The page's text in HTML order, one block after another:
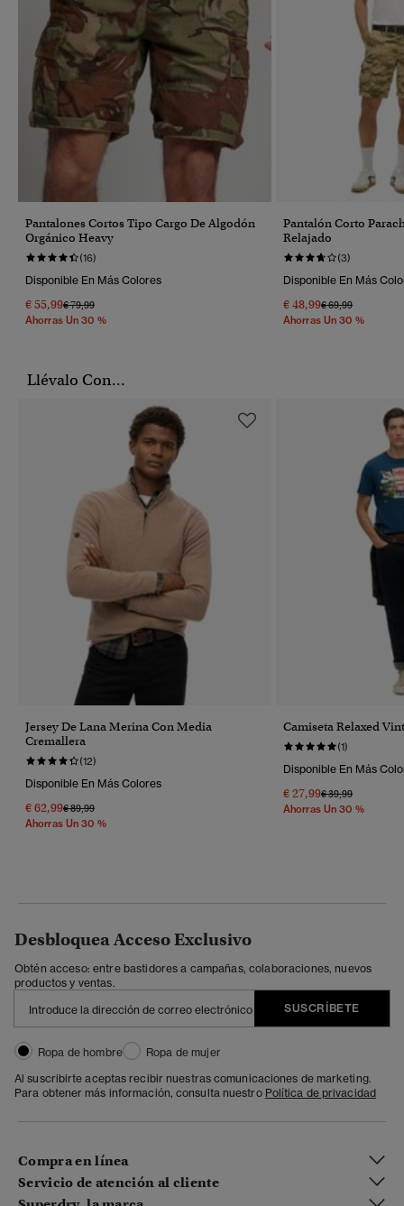
Pantalones Cortos Tipo Cargo De Algodón
Orgánico Heavy
(16)
Disponible En Más Colores
€ 55,99Precio Rebajado De
€ 79,99A
Ahorras Un 30 %
Pantalón Corto
Relajado
(3)
Disponible En Más
€ 48,99Precio Rebajado
€ 69,99A
Ahorras Un 30 %
Llévalo Con...
Jersey De Lana Merina Con Media
Cremallera
(12)
Disponible En Más Colores
€ 62,99Precio Rebajado De
€ 89,99A
Ahorras Un 30 %
Camiseta Relaxed
(1)
Disponible En Más
€ 27,99Precio Rebajado
€ 39,99A
Ahorras Un 30 %
Desbloquea Acceso Exclusivo
Obtén acceso: entre bastidores a campañas, colaboraciones, nuevos
productos y ventas.
SUSCRÍBETE
Ropa de hombre
Ropa de mujer
Al suscribirte aceptas recibir nuestras comunicaciones de marketing.
Para obtener más información, consulta nuestro Política de privacidad
Compra en línea
Servicio de atención al cliente